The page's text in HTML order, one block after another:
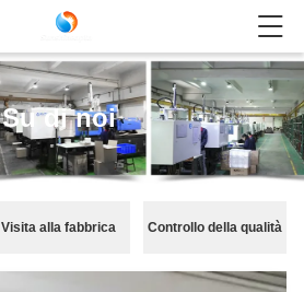
Su di noi
Visita alla fabbrica Controllo della qualità